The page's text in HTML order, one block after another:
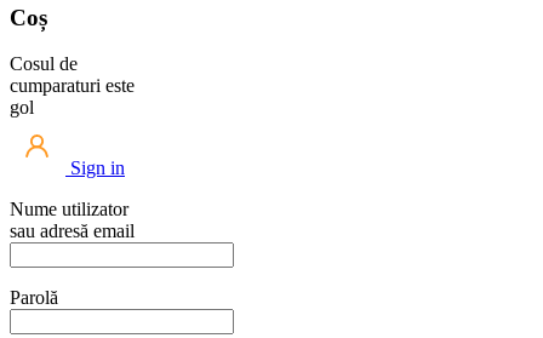
Coș
Cosul de
cumparaturi este
gol
Sign in
Nume utilizator
sau adresă email
Parolă